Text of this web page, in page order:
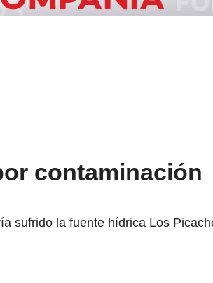
contaminación
sufrido la fuente hídrica Los